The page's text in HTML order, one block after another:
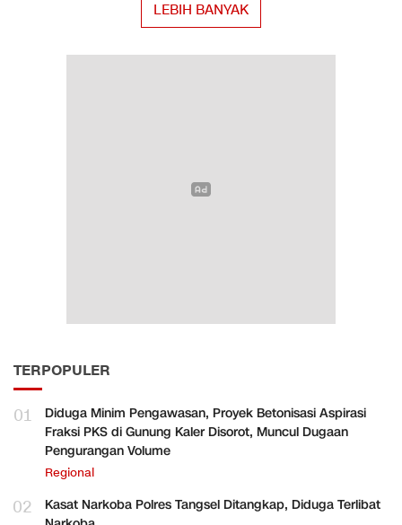
LEBIH BANYAK
TERPOPULER
01
Diduga Minim Pengawasan, Proyek Betonisasi Aspirasi
Fraksi PKS di Gunung Kaler Disorot, Muncul Dugaan
Pengurangan Volume
Regional
02
Kasat Narkoba Polres Tangsel Ditangkap, Diduga Terlibat